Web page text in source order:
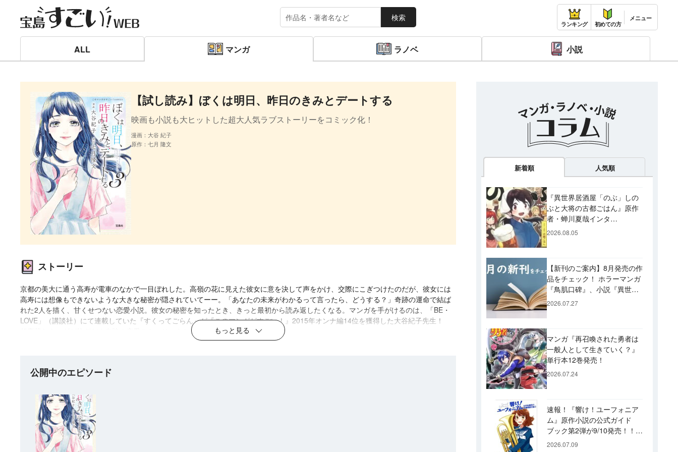
検索
ランキング 初めての方
ラノベ
魔法少女育成計画
マンガ
愛蔵版 花ぶらん
ALL マンガ ラノベ 小説
【試し読み】ぼくは明日、昨日のきみとデートする
映画も小説も大ヒットした超大人気ラブストーリーをコミック化！
漫画：大谷 紀子
原作：七月 隆文
ストーリー
京都の美大に通う高寿が電車のなかで一目ぼれした。高嶺の花に見えた彼女に意を決して声をかけ、交際にこぎつけたのだが、彼女には
高寿には想像もできないような大きな秘密が隠されていてーー。「あなたの未来がわかるって言ったら、どうする？」奇跡の運命で結ば
れた2人を描く、甘くせつない恋愛小説。彼女の秘密を知ったとき、きっと最初から読み返したくなる。 マンガを手がけるのは、「BE・
LOVE」（講談社）にて連載していた『すくってごらん』が『このマンガがすごい！』2015年オンナ編14位を獲得した大谷紀子先生！
超豪華なタッグが紡ぎだす奇跡の恋愛ストーリーをお楽しみください！
もっと見る
公開中のエピソード
新着順 人気順
『異世界居酒屋「のぶ」しの
ぶと大将の古都ごはん』原作
者・蝉川夏哉インタ
ビュー！ 今後「のぶ」に登
2026.08.05
【新刊のご案内】8月発売の作
品をチェック！ ホラーマンガ
『鳥肌口碑』、小説『異世界
居酒屋「げん」』、文庫『カ
2026.07.27
マンガ『再召喚された勇者は
一般人として生きていく？』
単行本12巻発売！
2026.07.24
速報！『響け！ユーフォニア
ム』原作小説の公式ガイド
ブック第2弾が9/10発売！！
久美子たちが引退した後の書
2026.07.09